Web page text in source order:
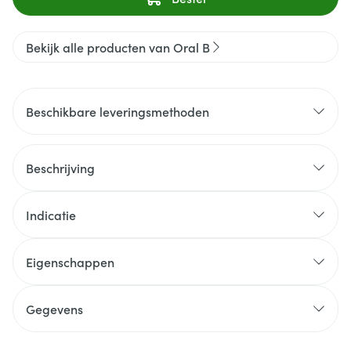
Bekijk alle producten van Oral B
Beschikbare leveringsmethoden
Beschrijving
Indicatie
Eigenschappen
Gegevens